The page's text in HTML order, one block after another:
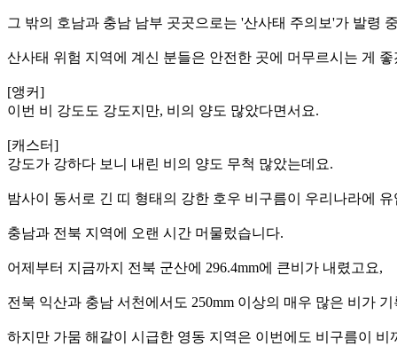
그 밖의 호남과 충남 남부 곳곳으로는 '산사태 주의보'가 발령
산사태 위험 지역에 계신 분들은 안전한 곳에 머무르시는 게
[앵커]
이번 비 강도도 강도지만, 비의 양도 많았다면서요.
[캐스터]
강도가 강하다 보니 내린 비의 양도 무척 많았는데요.
밤사이 동서로 긴 띠 형태의 강한 호우 비구름이 우리나라에 유
충남과 전북 지역에 오랜 시간 머물렀습니다.
어제부터 지금까지 전북 군산에 296.4mm에 큰비가 내렸고요,
전북 익산과 충남 서천에서도 250mm 이상의 매우 많은 비가
하지만 가뭄 해갈이 시급한 영동 지역은 이번에도 비구름이 비